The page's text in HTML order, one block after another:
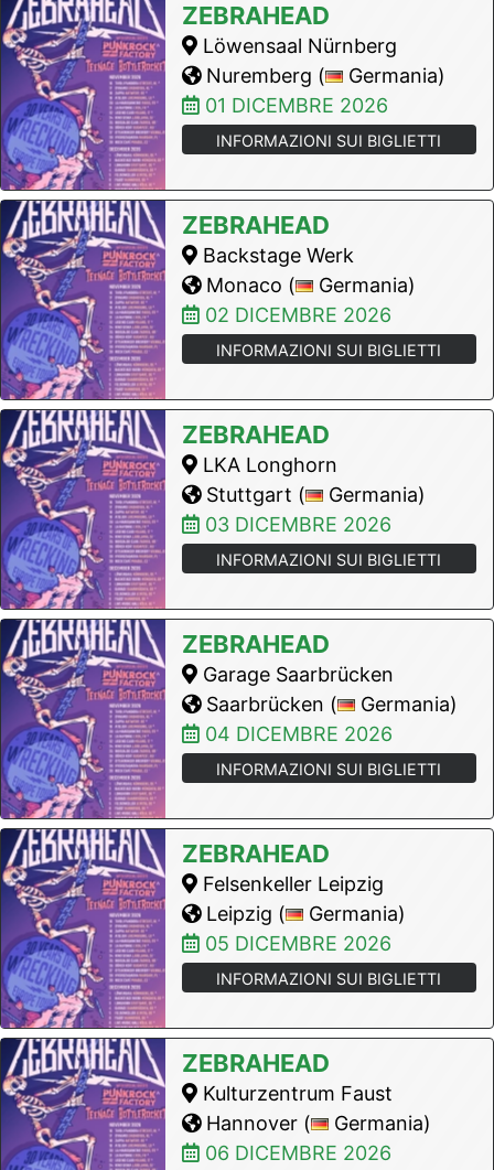
ZEBRAHEAD
Löwensaal Nürnberg
Nuremberg (
Germania)
01 DICEMBRE 2026
INFORMAZIONI SUI BIGLIETTI
ZEBRAHEAD
Backstage Werk
Monaco (
Germania)
02 DICEMBRE 2026
INFORMAZIONI SUI BIGLIETTI
ZEBRAHEAD
LKA Longhorn
Stuttgart (
Germania)
03 DICEMBRE 2026
INFORMAZIONI SUI BIGLIETTI
ZEBRAHEAD
Garage Saarbrücken
Saarbrücken (
Germania)
04 DICEMBRE 2026
INFORMAZIONI SUI BIGLIETTI
ZEBRAHEAD
Felsenkeller Leipzig
Leipzig (
Germania)
05 DICEMBRE 2026
INFORMAZIONI SUI BIGLIETTI
ZEBRAHEAD
Kulturzentrum Faust
Hannover (
Germania)
06 DICEMBRE 2026